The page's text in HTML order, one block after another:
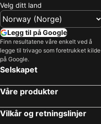
Scandic Kristiansand Bystranda
Scandic Ørnen
Scandic Solsiden
Radisson Blu Royal Garden Hotel, Trondheim
Røros Hotell - Bad & Velvære
Citybox Oslo
Storefjell Resort Hotel
Velg ditt land
Legg til på Google
Finn resultatene våre enkelt ved å
legge til trivago som foretrukket kilde
på Google.
Selskapet
Våre produkter
Vilkår og retningslinjer